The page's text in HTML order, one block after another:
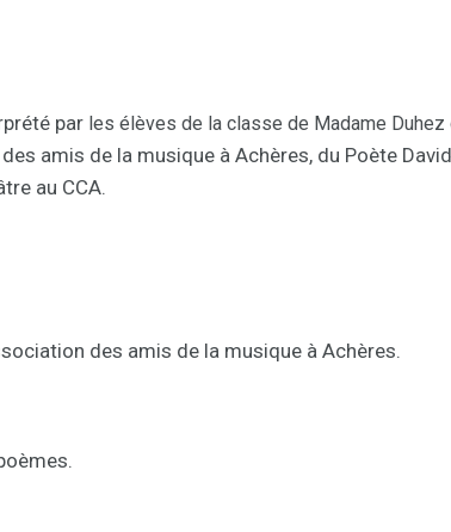
par les élèves de la classe de Madame Duhez
amis de la musique à Achères, du Poète
au CCA.
des amis de la musique à Achères.